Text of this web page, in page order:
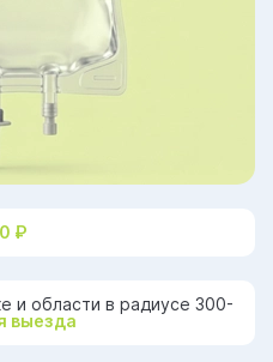
₽
и области в радиусе 300-
выезда